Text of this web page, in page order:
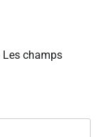
Les champs